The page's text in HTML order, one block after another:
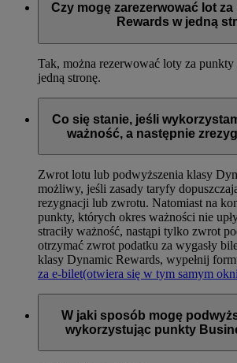
Czy mogę zarezerwować lot
Rewards w jedną
Tak, można rezerwować loty za
jedną stronę.
Co się stanie, jeśli
ważność, a następnie
Zwrot lotu lub podwyższenia klasy
możliwy, jeśli zasady taryfy
rezygnacji lub zwrotu. Natomiast na
punkty, których okres ważności nie
straciły ważność, nastąpi tylko zwrot
otrzymać zwrot podatku za wygasły
klasy Dynamic Rewards, wypełnij
za e-bilet(otwiera się w tym samym
W jaki sposób mogę
wykorzystując punkty